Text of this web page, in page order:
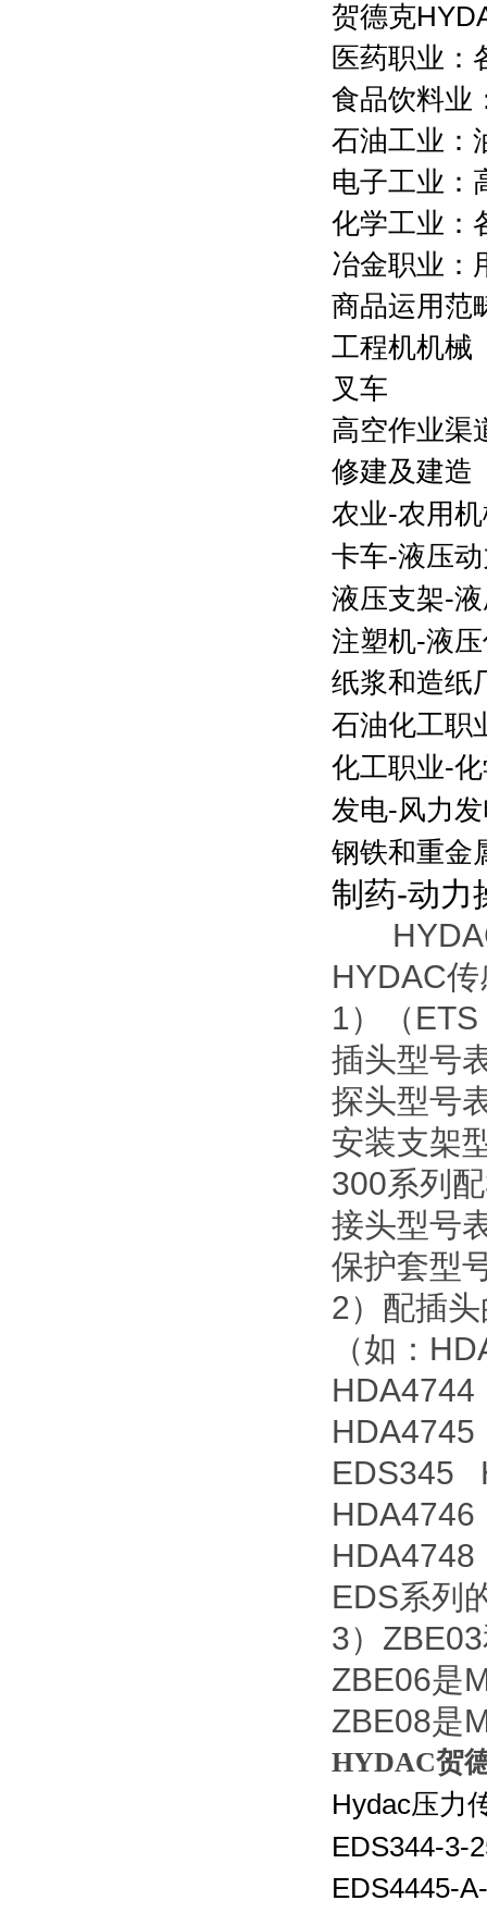
贺德克
医药职业：
食品饮料业
石油工业：
电子工业：
化学工业：
冶金职业：
商品运用范
工程机机械
叉车
高空作业渠
修建及建造
农业-农用
卡车-液压
液压支架-
注塑机-液
纸浆和造纸
石油化工职
化工职业-
发电-风力
钢铁和重金
制药-动力
HYDAC
HYDAC
1）（
插头型号
探头型号
安装支架
300系列
接头型号
保护套型
2）配插
（如：
HDA4744
EDS345
EDS系列
3）
ZBE06是
ZBE08是
HYDAC贺
Hydac压力
EDS344-3-
EDS4445-